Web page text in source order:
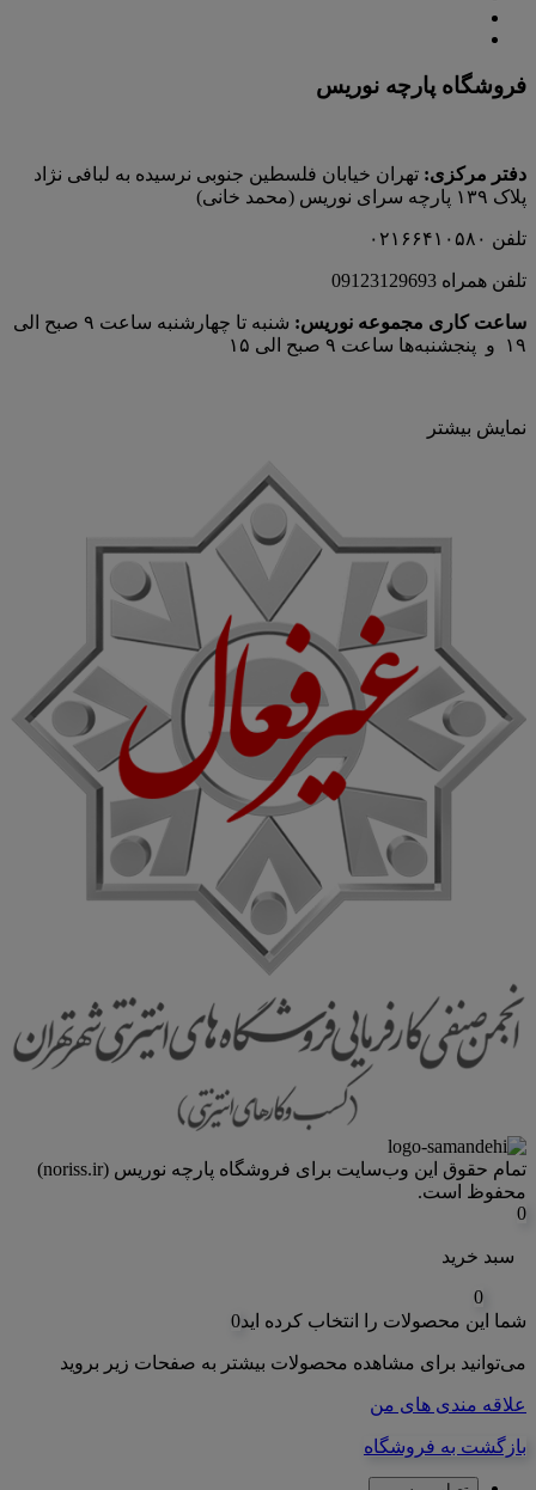
فروشگاه پارچه نوریس
دفتر مرکزی: تهران خیابان فلسطین جنوبی نرسیده به لبافی نژاد
پلاک ۱۳۹ پارچه‌ سرای نوريس (محمد خانی)
تلفن ۰۲۱۶۶۴۱۰۵۸۰
تلفن همراه 09123129693
ساعت کاری مجموعه نوریس:
شنبه تا چهارشنبه ساعت ۹ صبح الی
۱۹ و پنجشنبه‌ها ساعت ۹ صبح الی ۱۵
نمایش بیشتر
تمام حقوق اين وب‌سايت برای فروشگاه پارچه نوریس (noriss.ir)
محفوظ است.
0
سبد خرید
0
شما این محصولات را انتخاب کرده اید0
می‌توانید برای مشاهده محصولات بیشتر به صفحات زیر بروید
علاقه مندی های من
بازگشت به فروشگاه